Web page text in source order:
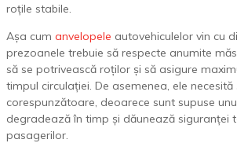
roțile stabile.
Așa cum anvelopele autovehiculelor vin cu
prezoanele trebuie să respecte anumite
să se potrivească roților și să asigure
timpul circulației. De asemenea, ele
corespunzătoare, deoarece sunt supuse
degradează în timp și dăunează siguranței
pasagerilor.